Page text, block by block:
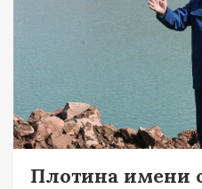
Плотина имени